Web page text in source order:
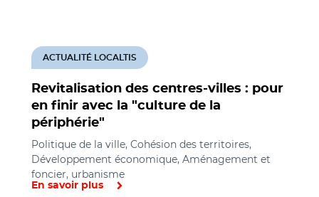
Revitalisation des centres-villes : pour
en finir avec la "culture de la
périphérie"
ACTUALITÉ LOCALTIS
Politique de la ville, Cohésion des territoires,
Développement économique, Aménagement et
foncier, urbanisme
En savoir plus